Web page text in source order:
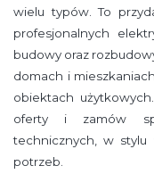
wielu typów. To
profesjonalnych
budowy oraz
domach i
obiektach
oferty i zamów
technicznych, w stylu
potrzeb.